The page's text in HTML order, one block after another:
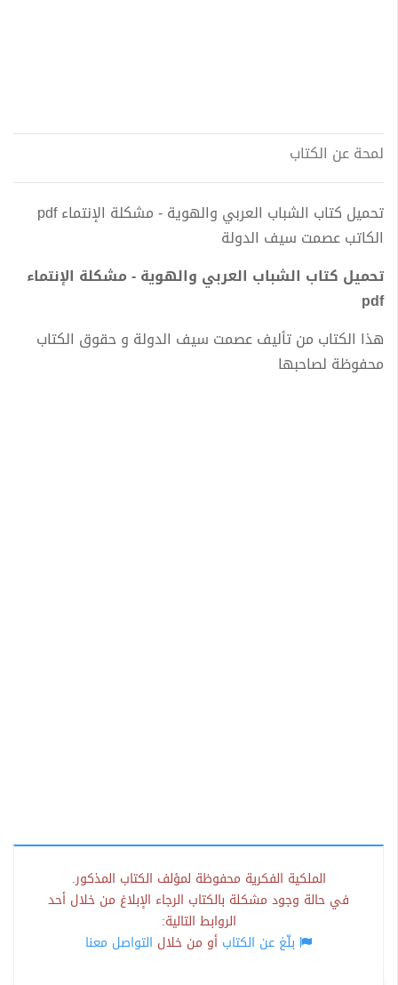
لمحة عن الكتاب
تحميل كتاب الشباب العربي والهوية - مشكلة الإنتماء pdf
الكاتب عصمت سيف الدولة
تحميل كتاب الشباب العربي والهوية - مشكلة الإنتماء
pdf
هذا الكتاب من تأليف عصمت سيف الدولة و حقوق الكتاب
محفوظة لصاحبها
الملكية الفكرية محفوظة لمؤلف الكتاب المذكور.
في حالة وجود مشكلة بالكتاب الرجاء الإبلاغ من خلال أحد
الروابط التالية:
بلّغ عن الكتاب أو من خلال التواصل معنا